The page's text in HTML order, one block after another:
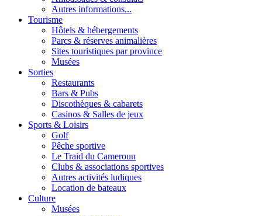
Autres informations...
Tourisme
Hôtels & hébergements
Parcs & réserves animalières
Sites touristiques par province
Musées
Sorties
Restaurants
Bars & Pubs
Discothèques & cabarets
Casinos & Salles de jeux
Sports & Loisirs
Golf
Pêche sportive
Le Traid du Cameroun
Clubs & associations sportives
Autres activités ludiques
Location de bateaux
Culture
Musées